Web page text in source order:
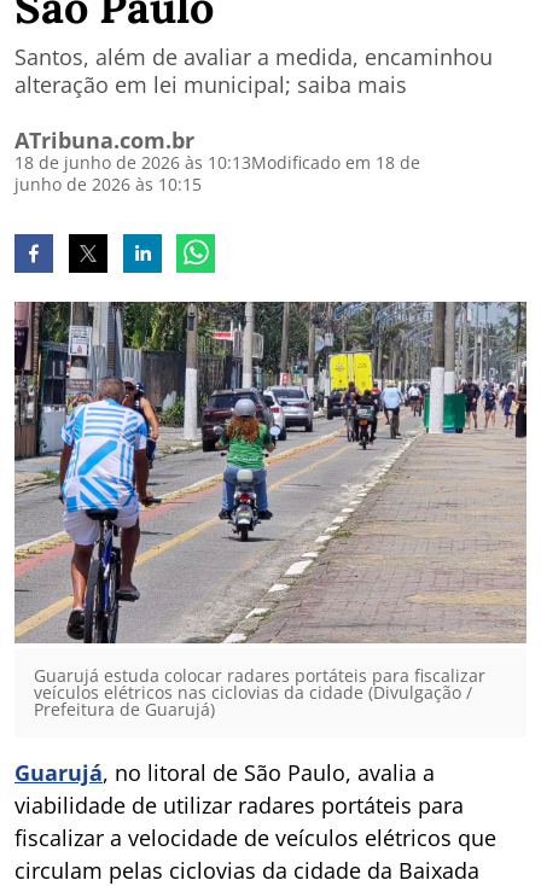
Santos, além de avaliar a medida, encaminhou
alteração em lei municipal; saiba mais
ATribuna.com.br
18 de junho de 2026 às 10:13Modificado em 18 de
junho de 2026 às 10:15
Guarujá estuda colocar radares portáteis para fiscalizar
veículos elétricos nas ciclovias da cidade (Divulgação /
Prefeitura de Guarujá)
Guarujá, no litoral de São Paulo, avalia a
viabilidade de utilizar radares portáteis para
fiscalizar a velocidade de veículos elétricos que
circulam pelas ciclovias da cidade da Baixada